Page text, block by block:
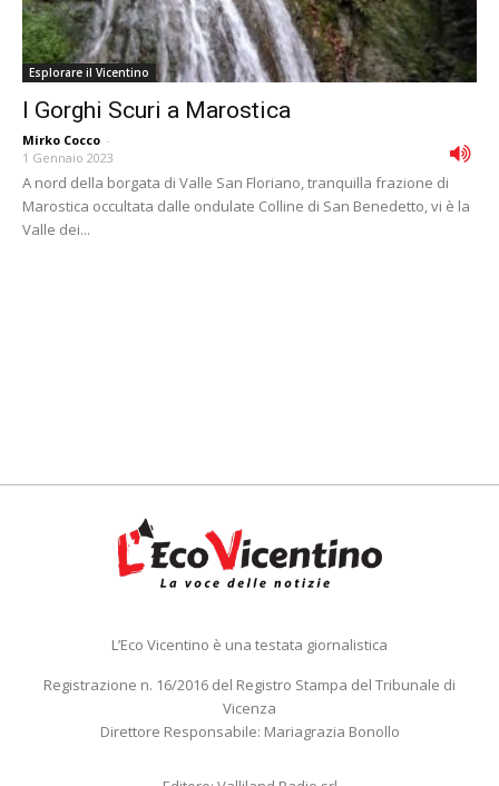
Esplorare il Vicentino
I Gorghi Scuri a Marostica
Mirko Cocco -
1 Gennaio 2023
A nord della borgata di Valle San Floriano, tranquilla frazione di
Marostica occultata dalle ondulate Colline di San Benedetto, vi è la
Valle dei...
L’Eco Vicentino è una testata giornalistica
Registrazione n. 16/2016 del Registro Stampa del Tribunale di
Vicenza
Direttore Responsabile: Mariagrazia Bonollo